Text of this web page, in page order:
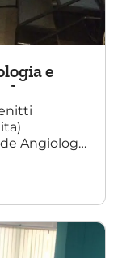
e
Angiologia
e